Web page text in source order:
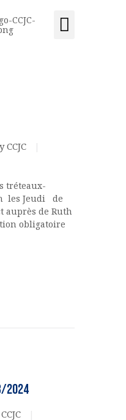
CCJC
tréteaux-
les Jeudi de
auprès de Ruth
obligatoire
2024